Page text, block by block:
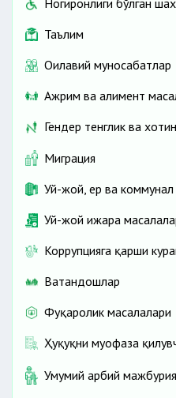
Ногиронлиги бўлган
Таълим
Оилавий муносабатлар
Ажрим ва алимент
Гендер тенглик ва
Миграция
Уй-жой, ер ва коммунал
Уй-жой ижара
Коррупцияга қарши
Ватандошлар
Фуқаролик масалалари
Ҳуқуқни муҳофаза
Умумий ҳарбий